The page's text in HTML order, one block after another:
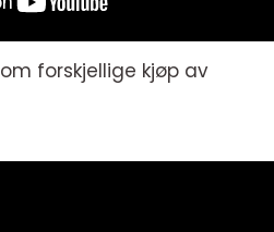
forskjellige kjøp av